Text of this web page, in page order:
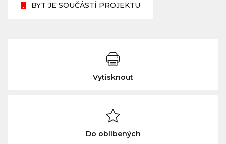
BYT JE SOUČÁSTÍ PROJEKTU
Vytisknout
Do oblíbených